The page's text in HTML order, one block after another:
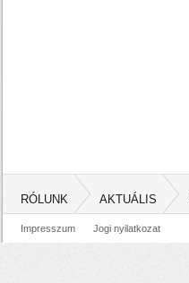
RÓLUNK AKTUÁLIS
Impresszum Jogi nyilatkozat